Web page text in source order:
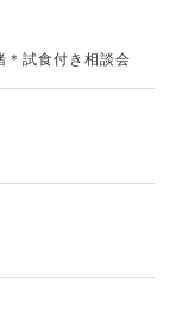
＊試食付き相談会